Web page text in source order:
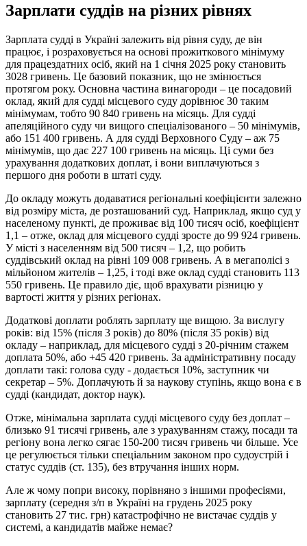
Зарплати суддів на різних рівнях
Зарплата судді в Україні залежить від рівня суду, де він
працює, і розраховується на основі прожиткового мінімуму
для працездатних осіб, який на 1 січня 2025 року становить
3028 гривень. Це базовий показник, що не змінюється
протягом року. Основна частина винагороди – це посадовий
оклад, який для судді місцевого суду дорівнює 30 таким
мінімумам, тобто 90 840 гривень на місяць. Для судді
апеляційного суду чи вищого спеціалізованого – 50 мінімумів,
або 151 400 гривень. А для судді Верховного Суду – аж 75
мінімумів, що дає 227 100 гривень на місяць. Ці суми без
урахування додаткових доплат, і вони виплачуються з
першого дня роботи в штаті суду.
До окладу можуть додаватися регіональні коефіцієнти залежно
від розміру міста, де розташований суд. Наприклад, якщо суд у
населеному пункті, де проживає від 100 тисяч осіб, коефіцієнт
1,1 – отже, оклад для місцевого судді зросте до 99 924 гривень.
У місті з населенням від 500 тисяч – 1,2, що робить
суддівський оклад на рівні 109 008 гривень. А в мегаполісі з
мільйоном жителів – 1,25, і тоді вже оклад судді становить 113
550 гривень. Це правило діє, щоб врахувати різницю у
вартості життя у різних регіонах.
Додаткові доплати роблять зарплату ще вищою. За вислугу
років: від 15% (після 3 років) до 80% (після 35 років) від
окладу – наприклад, для місцевого судді з 20-річним стажем
доплата 50%, або +45 420 гривень. За адміністративну посаду
доплати такі: голова суду - додається 10%, заступник чи
секретар – 5%. Доплачують й за наукову ступінь, якщо вона є в
судді (кандидат, доктор наук).
Отже, мінімальна зарплата судді місцевого суду без доплат –
близько 91 тисячі гривень, але з урахуванням стажу, посади та
регіону вона легко сягає 150-200 тисяч гривень чи більше. Усе
це регулюється тільки спеціальним законом про судоустрій і
статус суддів (ст. 135), без втручання інших норм.
Але ж чому попри високу, порівняно з іншими професіями,
зарплату (середня з/п в Україні на грудень 2025 року
становить 27 тис. грн) катастрофічно не вистачає суддів у
системі, а кандидатів майже немає?